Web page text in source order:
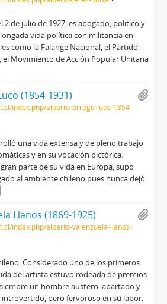
2 de julio de 1927, es abogado, político y
vida política con militancia en
como la Falange Nacional, el Partido
el Movimiento de Acción Popular Unitaria
(1854-1931)
index.php/alberto-orrego-luco-1854-
una vida extensa y de pleno trabajo
y en su vocación pictórica.
parte de su vida en Europa, supo
al ambiente chileno pues nunca dejó
Llanos (1869-1925)
index.php/alberto-valenzuela-llanos-
Considerado uno de los primeros
del artista estuvo rodeada de premios
un hombre austero, apartado y
introvertido, pero fervoroso en su labor.